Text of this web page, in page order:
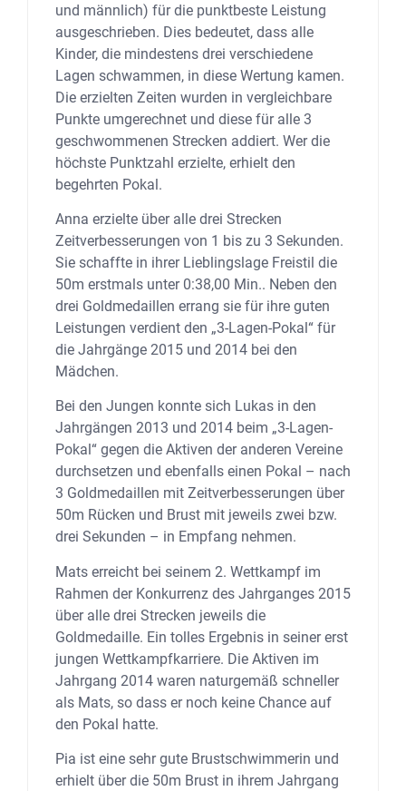
und männlich) für die punktbeste Leistung
ausgeschrieben. Dies bedeutet, dass alle
Kinder, die mindestens drei verschiedene
Lagen schwammen, in diese Wertung kamen.
Die erzielten Zeiten wurden in vergleichbare
Punkte umgerechnet und diese für alle 3
geschwommenen Strecken addiert. Wer die
höchste Punktzahl erzielte, erhielt den
begehrten Pokal.
Anna erzielte über alle drei Strecken
Zeitverbesserungen von 1 bis zu 3 Sekunden.
Sie schaffte in ihrer Lieblingslage Freistil die
50m erstmals unter 0:38,00 Min.. Neben den
drei Goldmedaillen errang sie für ihre guten
Leistungen verdient den „3-Lagen-Pokal“ für
die Jahrgänge 2015 und 2014 bei den
Mädchen.
Bei den Jungen konnte sich Lukas in den
Jahrgängen 2013 und 2014 beim „3-Lagen-
Pokal“ gegen die Aktiven der anderen Vereine
durchsetzen und ebenfalls einen Pokal – nach
3 Goldmedaillen mit Zeitverbesserungen über
50m Rücken und Brust mit jeweils zwei bzw.
drei Sekunden – in Empfang nehmen.
Mats erreicht bei seinem 2. Wettkampf im
Rahmen der Konkurrenz des Jahrganges 2015
über alle drei Strecken jeweils die
Goldmedaille. Ein tolles Ergebnis in seiner erst
jungen Wettkampfkarriere. Die Aktiven im
Jahrgang 2014 waren naturgemäß schneller
als Mats, so dass er noch keine Chance auf
den Pokal hatte.
Pia ist eine sehr gute Brustschwimmerin und
erhielt über die 50m Brust in ihrem Jahrgang